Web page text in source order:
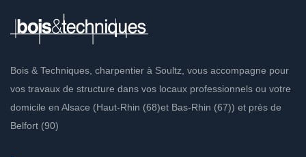
Bois & Techniques, charpentier à Soultz, vous accompagne pour
vos travaux de structure dans vos locaux professionnels ou votre
domicile en Alsace (Haut-Rhin (68)et Bas-Rhin (67)) et près de
Belfort (90)